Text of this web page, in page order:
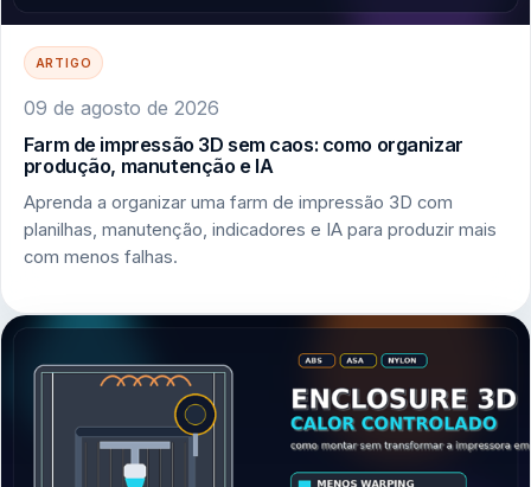
ARTIGO
09 de agosto de 2026
Farm de impressão 3D sem caos: como organizar
produção, manutenção e IA
Aprenda a organizar uma farm de impressão 3D com
planilhas, manutenção, indicadores e IA para produzir mais
com menos falhas.